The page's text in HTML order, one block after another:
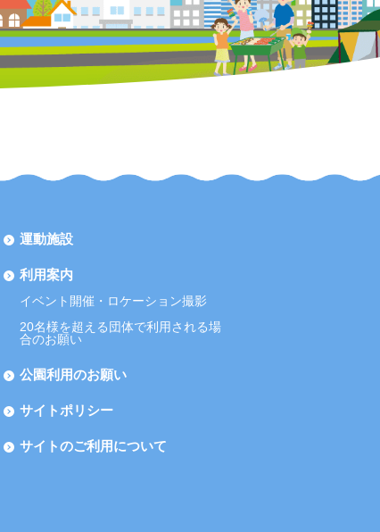
運動施設
利用案内
イベント開催・ロケーション撮影
20名様を超える団体で利用される場
合のお願い
公園利用のお願い
サイトポリシー
サイトのご利用について